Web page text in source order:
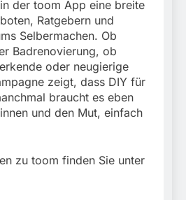
der toom App eine breite
Ratgebern und
Selbermachen. Ob
Badrenovierung, ob
oder neugierige
zeigt, dass DIY für
braucht es eben
und den Mut, einfach
zu toom finden Sie unter